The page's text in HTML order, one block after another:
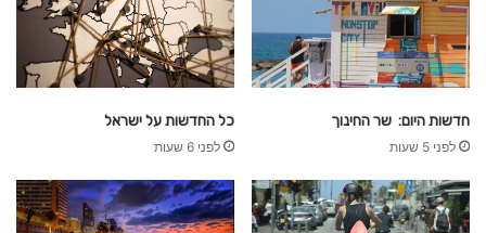
חדשות היום: שר החינוך
לפני 5 שעות
כל החדשות על ישראל
לפני 6 שעות